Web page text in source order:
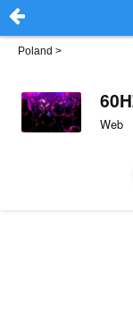
Poland >
Web